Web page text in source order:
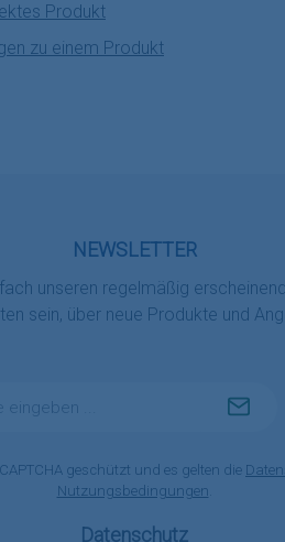
Produkt
zu einem Produkt
NEWSLETTER
unseren regelmäßig
sein, über neue Produkte und
geschützt und es gelten die
Nutzungsbedingungen
Datenschutz